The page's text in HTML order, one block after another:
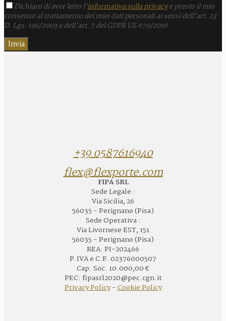
Dichiaro di aver letto l’informativa sulla privacye presto il mio
consenso al trattamento dei miei dati personali ai sensi dell’art. 23
D. Lgs. 196/2003 e dell’art. 7 del GDPR UE 679/2016.
+39 0587616940
flex@flexporte.com
FIPA SRL
Sede Legale :
Via Sicilia, 26
56035 - Perignano (Pisa)
Sede Operativa :
Via Livornese EST, 151
56035 - Perignano (Pisa)
REA: PI-202466
P.IVA e C.F. 02376000507
Cap. Soc. 10.000,00 €
PEC: fipasrl2020@pec.cgn.it
Privacy Policy-Cookie Policy